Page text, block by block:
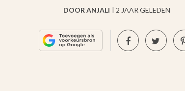
DOOR ANJALI 2 JAAR GELEDEN